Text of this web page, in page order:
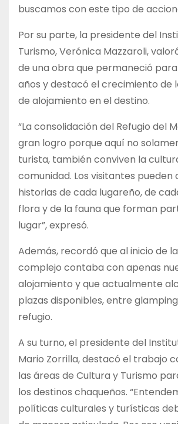
buscamos con este tipo de
Por su parte, la presidente del
Turismo, Verónica Mazzaroli,
de una obra que permaneció
años y destacó el crecimiento de
de alojamiento en el destino.
“La consolidación del Refugio del
gran logro porque aquí no
turista, también conviven la
comunidad. Los visitantes pueden
historias de cada lugareño, de
flora y de la fauna que forman
lugar”, expresó.
Además, recordó que al inicio de
complejo contaba con apenas
alojamiento y que actualmente
plazas disponibles, entre
refugio.
A su turno, el presidente del
Mario Zorrilla, destacó el trabajo
las áreas de Cultura y Turismo
los destinos chaqueños.
políticas culturales y turísticas